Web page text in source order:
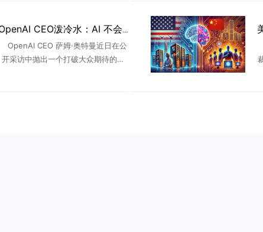
OpenAI CEO泼冷水：AI 不会带来四天工作制，超级智能时代人只会更忙
OpenAI CEO 萨姆·奥特曼近日在公
开采访中抛出一个打破大众期待的观